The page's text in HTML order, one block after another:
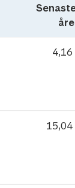
4,16
15,04